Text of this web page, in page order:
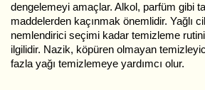
dengelemeyi amaçlar. Alkol, parfüm gibi
maddelerden kaçınmak önemlidir. Yağlı
nemlendirici seçimi kadar temizleme
ilgilidir. Nazik, köpüren olmayan
fazla yağı temizlemeye yardımcı olur.